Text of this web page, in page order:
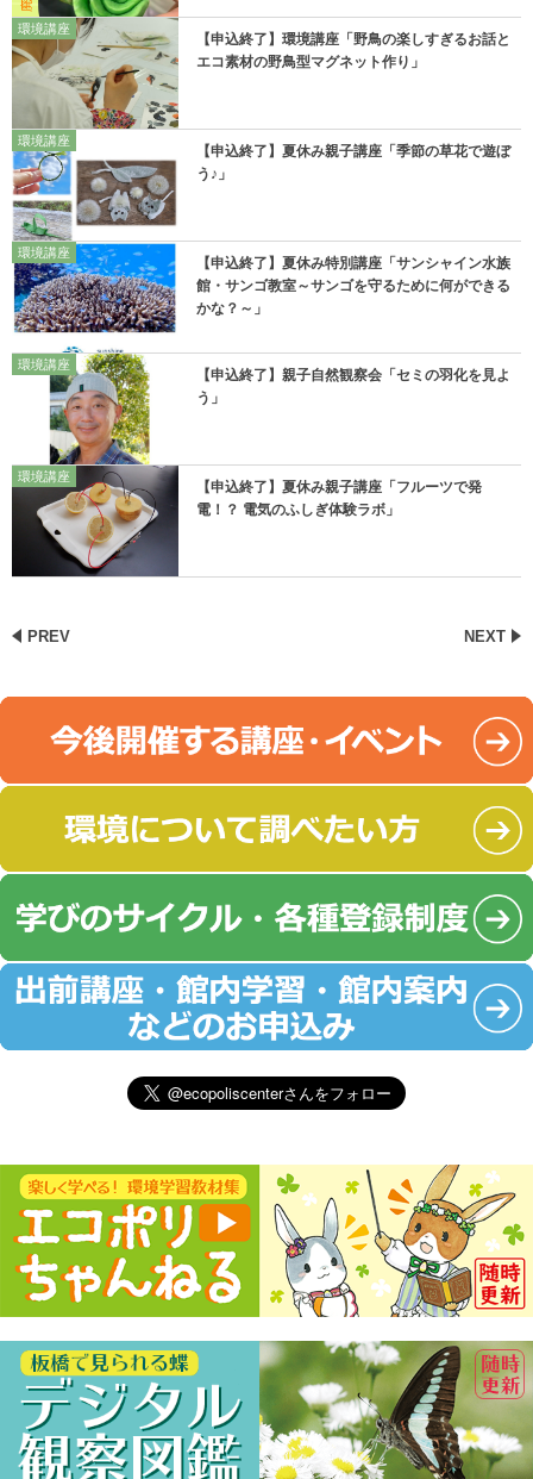
環境講座
【申込終了】環境講座「野鳥の楽しすぎるお話と
エコ素材の野鳥型マグネット作り」
環境講座
【申込終了】夏休み親子講座「季節の草花で遊ぼ
う♪」
環境講座
【申込終了】夏休み特別講座「サンシャイン水族
館・サンゴ教室～サンゴを守るために何ができる
かな？～」
環境講座
【申込終了】親子自然観察会「セミの羽化を見よ
う」
環境講座
【申込終了】夏休み親子講座「フルーツで発
電！？ 電気のふしぎ体験ラボ」
PREV NEXT